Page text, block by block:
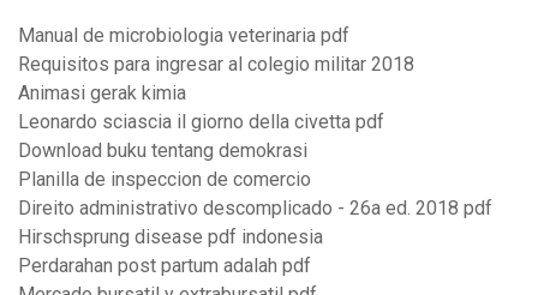
Manual de microbiologia veterinaria pdf
Requisitos para ingresar al colegio militar 2018
Animasi gerak kimia
Leonardo sciascia il giorno della civetta pdf
Download buku tentang demokrasi
Planilla de inspeccion de comercio
Direito administrativo descomplicado - 26a ed. 2018 pdf
Hirschsprung disease pdf indonesia
Perdarahan post partum adalah pdf